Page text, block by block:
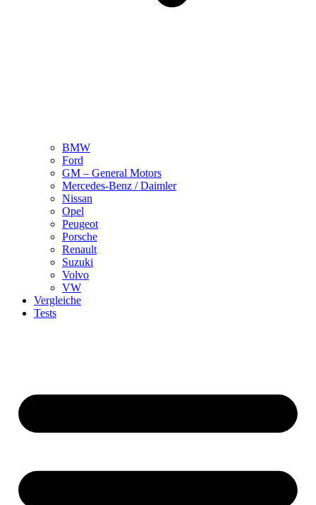
BMW
Ford
GM – General Motors
Mercedes-Benz / Daimler
Nissan
Opel
Peugeot
Porsche
Renault
Suzuki
Volvo
VW
Vergleiche
Tests